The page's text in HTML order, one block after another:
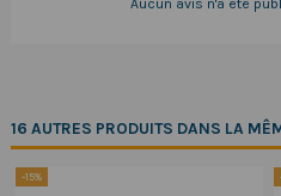
Aucun avis n'a été
16 AUTRES PRODUITS DANS LA
-15%